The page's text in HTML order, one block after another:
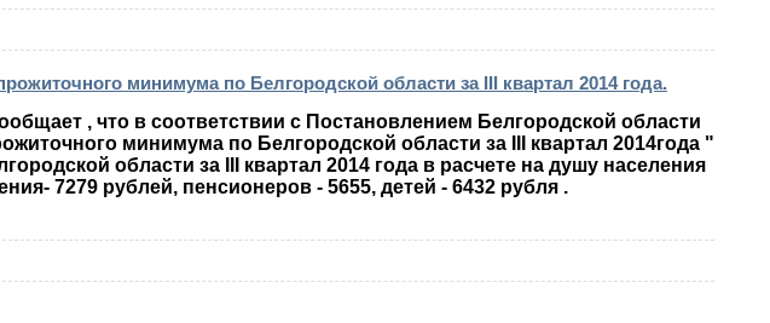
минимума по Белгородской области за III квартал 2014 года.
, что в соответствии с Постановлением Белгородской области
минимума по Белгородской области за III квартал 2014года "
области за III квартал 2014 года в расчете на душу населения
7279 рублей, пенсионеров - 5655, детей - 6432 рубля .